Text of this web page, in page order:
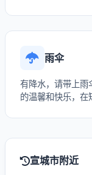
雨伞
有降水，请带上雨
的温馨和快乐，在
宣城市附近